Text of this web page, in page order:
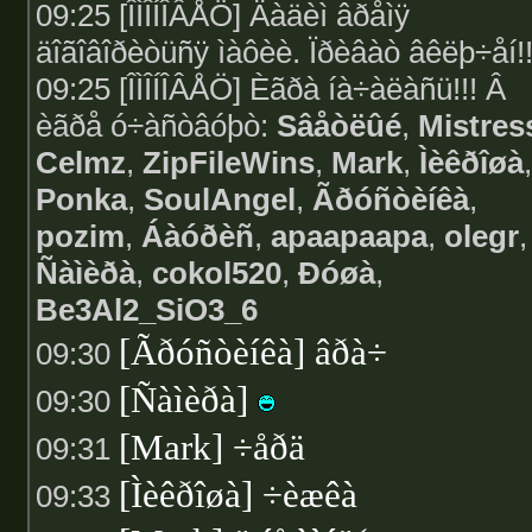
09:25 [ÎÌÎÍÎÂÅÖ] Äàäèì âðåìÿ
äîãîâîðèòüñÿ ìàôèè. Ïðèâàò
09:25 [ÎÌÎÍÎÂÅÖ] Èãðà íà÷àëàñü!!! Â
èãðå ó÷àñòâóþò: Sâåòëûé,
Celmz, ZipFileWins, Mark, Ìèêðîøà,
Ponka, SoulAngel, Ãðóñòèíêà,
pozim, Áàóðèñ, apaapaapa, olegr,
Ñàìèðà, cokol520, Ðóøà,
Be3Al2_SiO3_6
09:30 [Ãðóñòèíêà] âðà÷
09:30 [Ñàìèðà]
09:31 [Mark] ÷åðä
09:33 [Ìèêðîøà] ÷èæêà